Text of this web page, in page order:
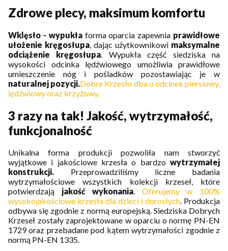
Zdrowe plecy, maksimum komfortu
Wklęsło - wypukłaforma oparcia zapewnia prawidłowe
ułożenie kręgosłupa , dając użytkownikowi maksymalne
odciążenie kręgosłupa . Wypukła część siedziska na
wysokości odcinka lędźwiowego umożliwia prawidłowe
umieszczenie nóg i pośladków pozostawiając je w
naturalnej pozycji.Dobre Krzesło dba o odcinek piersiowy,
lędźwiowy oraz krzyżowy.
3 razy na tak! Jakość, wytrzymałość,
funkcjonalność
Unikalna forma produkcji pozwoliła nam stworzyć
wyjątkowe i jakościowe krzesła o bardzo wytrzymałej
konstrukcji. Przeprowadziliśmy liczne badania
wytrzymałościowe wszystkich kolekcji krzeseł, które
potwierdzają jakość wykonania. Oferujemy w 100%
wysokojakościowe krzesła dla dzieci i dorosłych. Produkcja
odbywa się zgodnie z normą europejską. Siedziska Dobrych
Krzeseł zostały zaprojektowane w oparciu o normę PN-EN
1729 oraz przebadane pod kątem wytrzymałości zgodnie z
normą PN-EN 1335.